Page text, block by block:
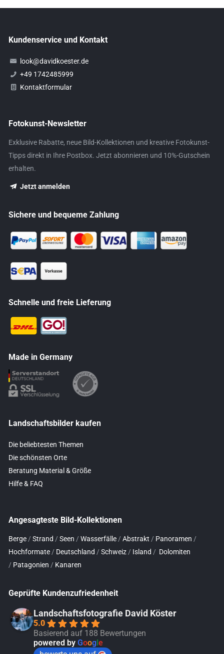
Kundenservice und Kontakt
look@davidkoester.de
+49 1742485999
Kontaktformular
Fotokunst-Newsletter
Exklusive Rabatte, neue Bild-Kollektionen und kreative Fotokunst-
Tipps direkt in Ihre Postbox. Jetzt abonnieren und 10%-Gutschein
erhalten.
Jetzt anmelden
Sichere und bequeme Zahlung
Schnelle und freie Lieferung
Made in Germany
Landschaftsbilder kaufen
Die beliebtesten Themen
Die schönsten Orte
Beratung Material & Größe
Hilfe & FAQ
Angesagteste Bild-Kollektionen
Berge / Strand / Seen / Wasserfälle / Abstrakt / Panoramen /
Hochformate / Deutschland / Schweiz / Island / Dolomiten
/ Patagonien / Kanaren
Geprüfte Kundenzufriedenheit
Landschaftsfotografie David Köster
5.0
Basierend auf 188 Bewertungen
powered by Google